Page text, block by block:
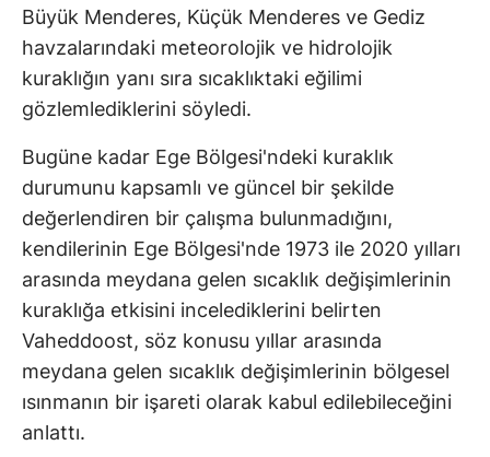
Büyük Menderes, Küçük Menderes ve Gediz
havzalarındaki meteorolojik ve hidrolojik
kuraklığın yanı sıra sıcaklıktaki eğilimi
gözlemlediklerini söyledi.
Bugüne kadar Ege Bölgesi'ndeki kuraklık
durumunu kapsamlı ve güncel bir şekilde
değerlendiren bir çalışma bulunmadığını,
kendilerinin Ege Bölgesi'nde 1973 ile 2020 yılları
arasında meydana gelen sıcaklık değişimlerinin
kuraklığa etkisini incelediklerini belirten
Vaheddoost, söz konusu yıllar arasında
meydana gelen sıcaklık değişimlerinin bölgesel
ısınmanın bir işareti olarak kabul edilebileceğini
anlattı.